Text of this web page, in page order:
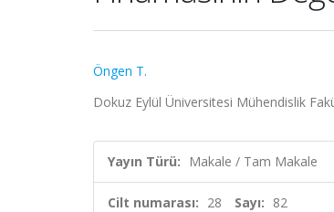
Öngen T.
Dokuz Eylül Üniversitesi Mühendislik
Yayın Türü: Makale / Tam Makale
Cilt numarası: 28 Sayı: 82